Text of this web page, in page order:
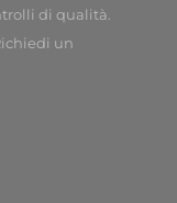
di qualità.
un